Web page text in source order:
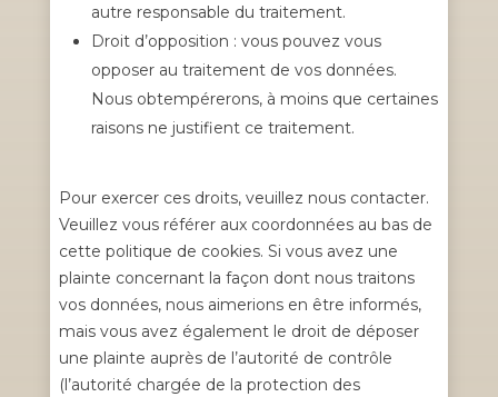
autre responsable du traitement.
Droit d’opposition : vous pouvez vous
opposer au traitement de vos données.
Nous obtempérerons, à moins que certaines
raisons ne justifient ce traitement.
Pour exercer ces droits, veuillez nous contacter.
Veuillez vous référer aux coordonnées au bas de
cette politique de cookies. Si vous avez une
plainte concernant la façon dont nous traitons
vos données, nous aimerions en être informés,
mais vous avez également le droit de déposer
une plainte auprès de l’autorité de contrôle
(l’autorité chargée de la protection des